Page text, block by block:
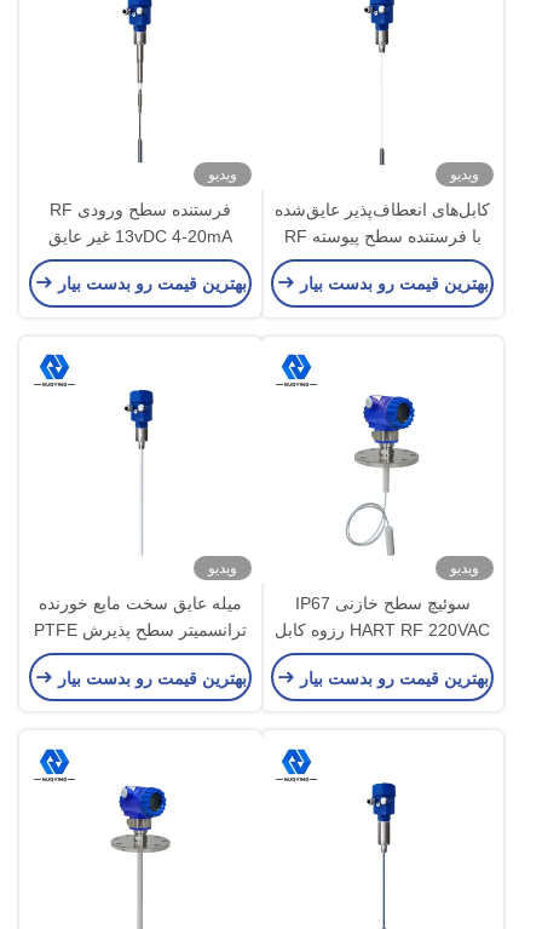
ویدیو
کابل‌های انعطاف‌پذیر عایق‌شده
با فرستنده سطح پیوسته RF
بهترین قیمت رو بدست بیار
ویدیو
فرستنده سطح ورودی RF
13vDC 4-20mA غیر عایق
بهترین قیمت رو بدست بیار
ویدیو
سوئیچ سطح خازنی IP67
HART RF 220VAC رزوه کابل
20 متری
بهترین قیمت رو بدست بیار
ویدیو
میله عایق سخت مایع خورنده
ترانسمیتر سطح پذیرش PTFE
RF
بهترین قیمت رو بدست بیار